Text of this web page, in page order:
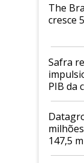
The
cresce
Safra
PIB da
147,5
2026/27